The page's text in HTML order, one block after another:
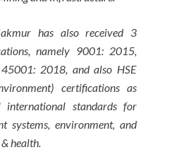
has also received 3
namely 9001: 2015,
2018, and also HSE
certifications as
standards for
systems, environment, and
health.